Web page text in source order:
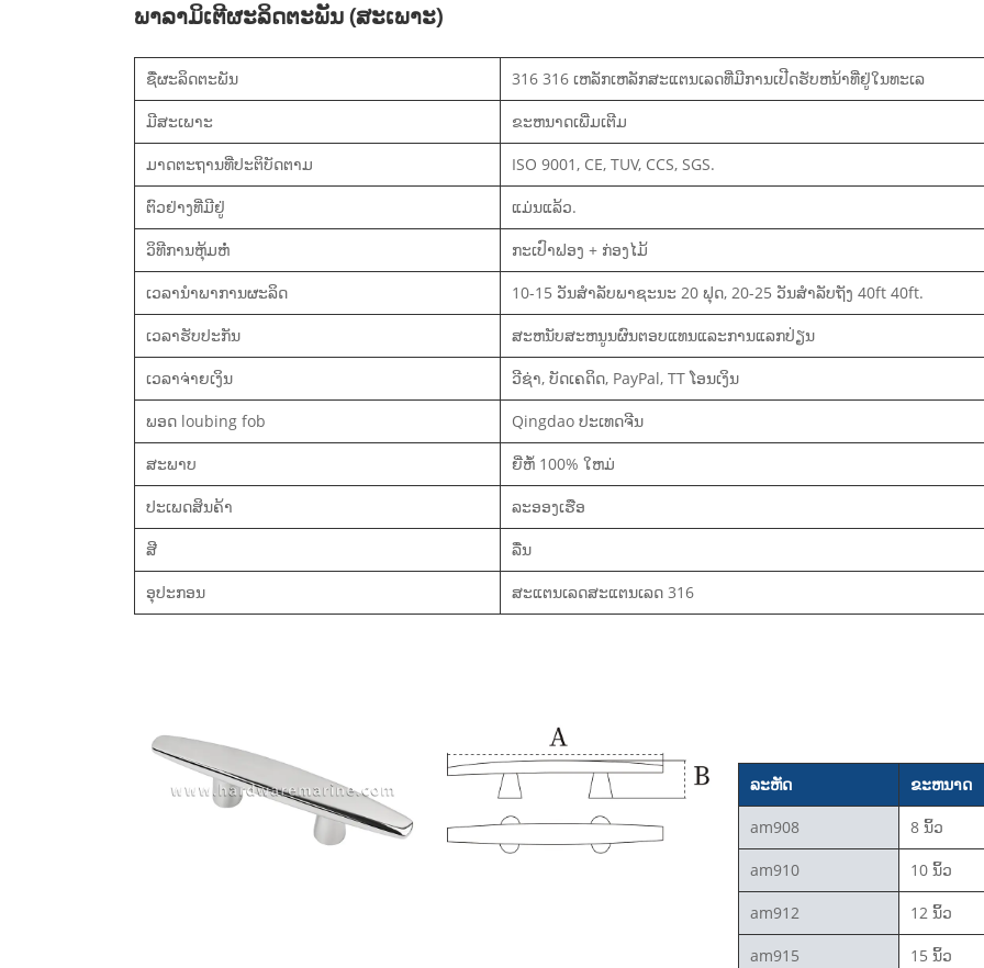
ພາລາມິເຕີຜະລິດຕະພັນ (ສະເພາະ)
ຊື່ຜະລິດຕະພັນ 316 316 ເຫລັກເຫລັກສະແຕນເລດທີ່ມີການເປີດຮັບຫນ້າທີ່ຢູ່ໃນທະເລ
ມີສະເພາະ ຂະຫນາດເພີ່ມເຕີມ
ມາດຕະຖານທີ່ປະຕິບັດຕາມ ISO 9001, CE, TUV, CCS, SGS.
ຕົວຢ່າງທີ່ມີຢູ່ ແມ່ນແລ້ວ.
ວິທີການຫຸ້ມຫໍ່ ກະເປົາຟອງ + ກ່ອງໄມ້
ເວລານໍາພາການຜະລິດ 10-15 ວັນສໍາລັບພາຊະນະ 20 ຟຸດ, 20-25 ວັນສໍາລັບຖັງ 40ft 40ft.
ເວລາຮັບປະກັນ ສະຫນັບສະຫນູນຜົນຕອບແທນແລະການແລກປ່ຽນ
ເວລາຈ່າຍເງິນ ວີຊ່າ, ບັດເຄດິດ, PayPal, TT ໂອນເງິນ
ພອດ loubing fob Qingdao ປະເທດຈີນ
ສະພາບ ຍີ່ຫໍ້ 100% ໃຫມ່
ປະເພດສິນຄ້າ ລະອອງເຮືອ
ສີ ລື່ນ
ອຸປະກອນ ສະແຕນເລດສະແຕນເລດ 316
ລະຫັດ ຂະຫນາດ
am908 8 ນິ້ວ
am910 10 ນິ້ວ
am912 12 ນິ້ວ
am915 15 ນິ້ວ